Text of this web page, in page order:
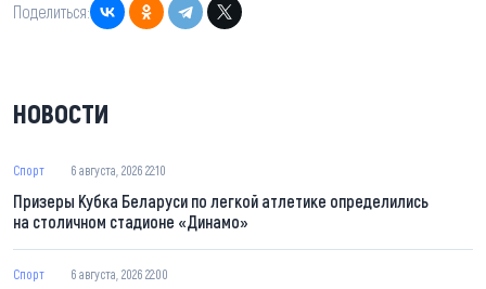
Поделиться:
НОВОСТИ
Спорт 6 августа, 2026 22:10
Призеры Кубка Беларуси по легкой атлетике определились
на столичном стадионе «Динамо»
Спорт 6 августа, 2026 22:00